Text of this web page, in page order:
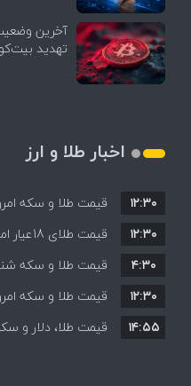
آخرین
تهدید
اخبار طلا و ارز
همه قیمت ها +
۱۲:۳۰
قیمت + جدول و
۱۲:۳۰
قیمت طلا و سکه شنبه 17 مرداد/ قیمت‌ها
۴:۳۰
قیمت ها+ جدول و
۱۲:۳۰
۱۴:۵۵